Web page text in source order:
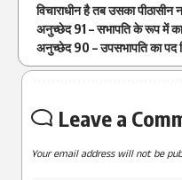
विचाराधीन है तब उसका पीठासीन
अनुच्छेद 91 – सभापति के रूप में
अनुच्छेद 90 – उपसभापति का पद
Leave a
Your email address will not be